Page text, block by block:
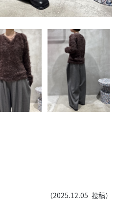
（2025.12.05 投稿）